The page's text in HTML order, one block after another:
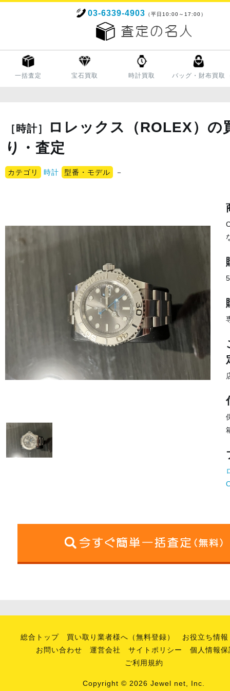
03-6339-4903 （平日10:00～17:00）
一括査定 宝石買取 時計買取 バッグ・財布買取
［時計］
ロレックス（ROLEX）の
り・査定
カテゴリ 時計 型番・モデル －
総合トップ 買い取り業者様へ（無料登録）
お役立ち情報
お問い合わせ
運営会社 サイトポリシー
個人情報
ご利用規約
Copyright © 2026 Jewel net, Inc.